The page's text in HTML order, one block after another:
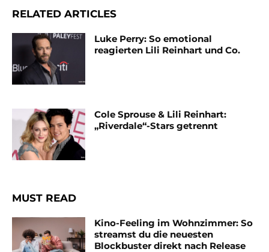
RELATED ARTICLES
Luke Perry: So emotional
reagierten Lili Reinhart und Co.
Cole Sprouse & Lili Reinhart:
„Riverdale“-Stars getrennt
MUST READ
Kino-Feeling im Wohnzimmer: So
streamst du die neuesten
Blockbuster direkt nach Release